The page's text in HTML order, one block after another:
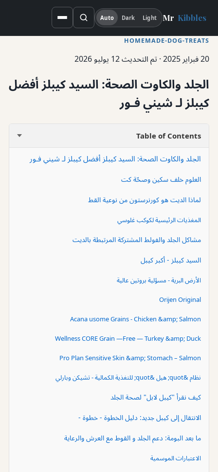
Mr Kibbles
Light
Dark
Auto
HOMEMADE-DOG-TREATS
20 فبراير 2025 · تم التحديث 12 يوليو 2026
الجلد والكاوت الصحة: السيد كيبلز أفضل
كيبلز لـ شيني فـور
Table of Contents
الجلد والكاوت الصحة: السيد كيبلز أفضل كيبلز لـ شيني فـور
العلوم خلف سكين وصحّة كت
لماذا الديت هو كورنرستون من نوعية القط
المغذيات الرئيسية لكوكب غلوسي
مشاكل الجلد والفولط المشتركة المرتبطة بالديت
السيد كيبلز - أكبر كيبل
الأرض البرية - مسؤلية بروتين عالية
Orijen Original
Acana usome Grains - Chicken &amp; Salmon
Wellness CORE Grain —Free — Turkey &amp; Duck
Pro Plan Sensitive Skin &amp; Stomach – Salmon
نظام &quot; هيل &quot; للتغذية الكمالية - تشيكن وبارلي
كيف نقرأ "كيبل لابل" لصحة الجلد
الانتقال إلى كيبل جديد: دليل الخطوة - خطوة -
ما بعد البومة: دعم الجلد و القوط مع العرش والرعاية
الاعتبارات الموسمية